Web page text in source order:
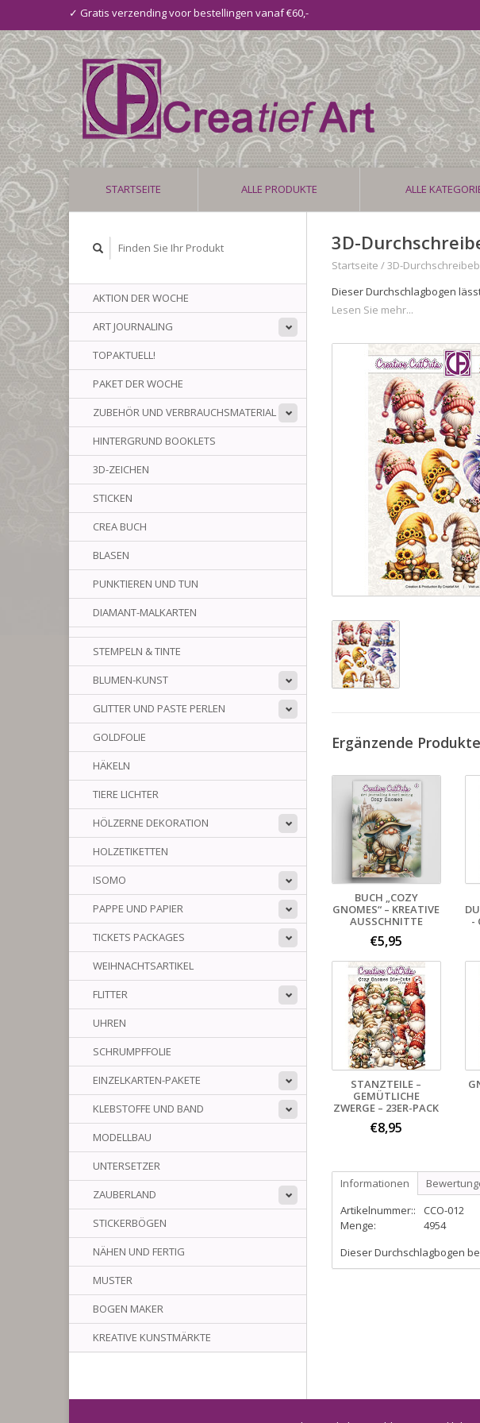
✓ Gratis verzending voor bestellingen vanaf €60,-
STARTSEITE ALLE PRODUKTE ALLE
AKTION DER WOCHE
ART JOURNALING
TOPAKTUELL!
PAKET DER WOCHE
ZUBEHÖR UND VERBRAUCHSMATERIAL
HINTERGRUND BOOKLETS
3D-ZEICHEN
STICKEN
CREA BUCH
BLASEN
PUNKTIEREN UND TUN
DIAMANT-MALKARTEN
STEMPELN & TINTE
BLUMEN-KUNST
GLITTER UND PASTE PERLEN
GOLDFOLIE
HÄKELN
TIERE LICHTER
HÖLZERNE DEKORATION
HOLZETIKETTEN
ISOMO
PAPPE UND PAPIER
TICKETS PACKAGES
WEIHNACHTSARTIKEL
FLITTER
UHREN
SCHRUMPFFOLIE
EINZELKARTEN-PAKETE
KLEBSTOFFE UND BAND
MODELLBAU
UNTERSETZER
ZAUBERLAND
STICKERBÖGEN
NÄHEN UND FERTIG
MUSTER
BOGEN MAKER
KREATIVE KUNSTMÄRKTE
3D-
Startseite /3D-
Dieser Durchschlagbogen
Lesen Sie mehr...
Ergänzende Produkte
BUCH „COZY
GNOMES“ – KREATIVE
AUSSCHNITTE
€5,95
-
STANZTEILE –
GEMÜTLICHE
ZWERGE – 23ER-PACK
€8,95
Informationen
Artikelnummer::
CCO-012
Menge:
4954
Dieser Durchschlagbogen